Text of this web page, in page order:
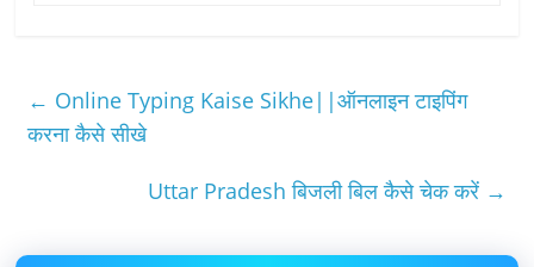
← Online Typing Kaise Sikhe||ऑनलाइन टाइपिंग
करना कैसे सीखे
Uttar Pradesh बिजली बिल कैसे चेक करें →